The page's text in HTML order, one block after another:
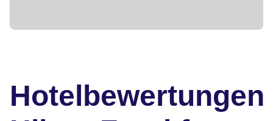
Hotelbewertungen